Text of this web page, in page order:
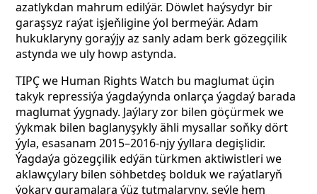
azatlykdan mahrum edilýär. Döwlet haýsydyr bir
garaşsyz raýat işjeňligine ýol bermeýär. Adam
hukuklaryny goraýjy az sanly adam berk gözegçilik
astynda we uly howp astynda.
TIPÇ we Human Rights Watch bu maglumat üçin
takyk repressiýa ýagdaýynda onlarça ýagdaý barada
maglumat ýygnady. Jaýlary zor bilen göçürmek we
ýykmak bilen baglanyşykly ähli mysallar soňky dört
ýyla, esasanam 2015–2016-njy ýyllara degişlidir.
Ýagdaýa gözegçilik edýän türkmen aktiwistleri we
aklawçylary bilen söhbetdeş bolduk we raýatlaryň
ýokary guramalara ýüz tutmalaryny, şeýle hem